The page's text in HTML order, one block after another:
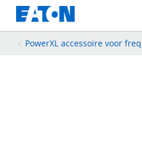
PowerXL accessoire voor